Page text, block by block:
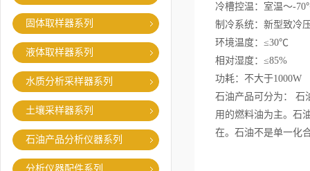
固体取样器系列
液体取样器系列
水质分析采样器系列
土壤采样器系列
石油产品分析仪器系列
分析仪器配件系列
冷槽控温：室温～-
制冷系统：新型致冷
环境温度：≤30℃
相对湿度：≤85%
功耗：不大于1000W
石油产品可分为： 石
用的燃料油为主。石
在。石油不是单一化